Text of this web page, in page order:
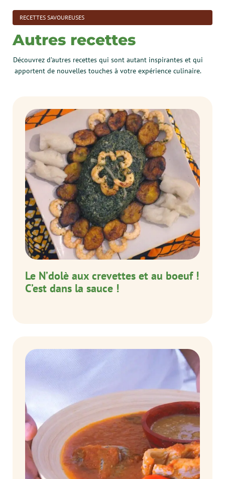
RECETTES SAVOUREUSES
Autres recettes
Découvrez d’autres recettes qui sont autant inspirantes et qui
apportent de nouvelles touches à votre expérience culinaire.
Le N’dolè aux crevettes et au boeuf !
C’est dans la sauce !